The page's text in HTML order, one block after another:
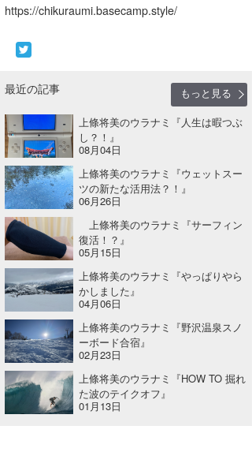
https://chikuraumi.basecamp.style/
最近の記事
もっと見る
上條将美のウラナミ『人生は暇つぶ
し？！』
08月04日
上條将美のウラナミ『ウェットスー
ツの新たな活用法？！』
06月26日
上條将美のウラナミ『サーフィン
復活！？』
05月15日
上條将美のウラナミ『やっぱりやら
かしました』
04月06日
上條将美のウラナミ『野沢温泉スノ
ーボード合宿』
02月23日
上條将美のウラナミ『HOW TO 掘れ
た波のテイクオフ』
01月13日